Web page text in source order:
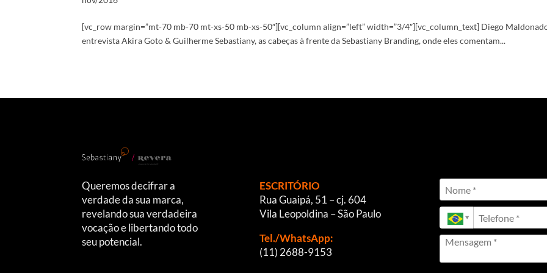
[vc_row margin=”mt-70 mb-70 mt-xs-50 mb-xs-50″][vc_column align=”left” width=”3/4″][vc_column_text] Diego
entrevista Akira Goto & Guilherme Sebastiany, as cabeças à frente da Sebastiany Branding, onde eles comentam...
Queremos decifrar a
verdade da sua marca,
revelando sua verdadeira
vocação e libertando todo
seu potencial.
ESCRITÓRIO
Rua Guaipá, 51 – cj. 604
Vila Leopoldina – São Paulo
Tel./WhatsApp:
(11) 2688-9153